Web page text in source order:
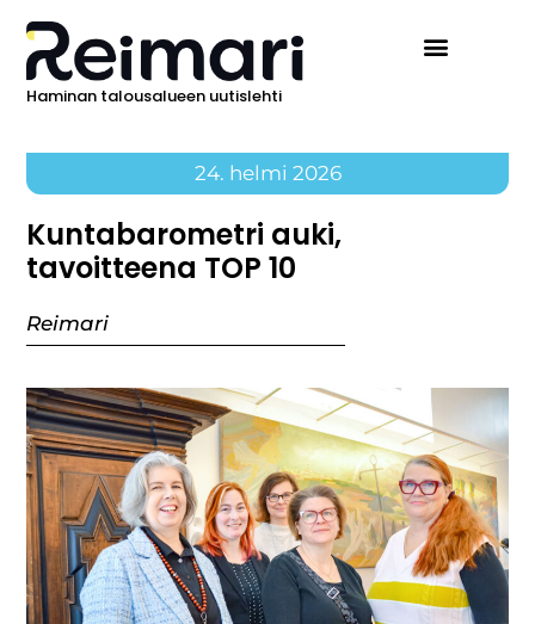
Haminan talousalueen uutislehti
24. helmi 2026
Kuntabarometri auki,
tavoitteena TOP 10
Reimari